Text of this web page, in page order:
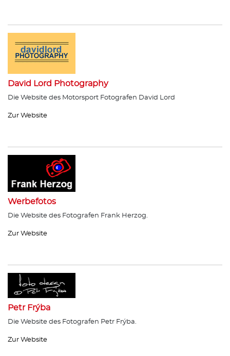
David Lord Photography
Die Website des Motorsport Fotografen David Lord
Zur Website
Werbefotos
Die Website des Fotografen Frank Herzog.
Zur Website
Petr Frýba
Die Website des Fotografen Petr Frýba.
Zur Website